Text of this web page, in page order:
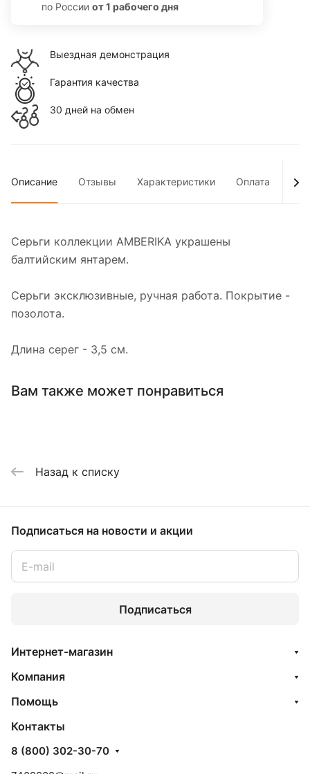
по России от 1 рабочего дня
Выездная демонстрация
Гарантия качества
30 дней на обмен
Описание Отзывы Характеристики Оплата
Серьги коллекции AMBERIKA украшены
балтийским янтарем.
Серьги эксклюзивные, ручная работа. Покрытие -
позолота.
Длина серег - 3,5 см.
Вам также может понравиться
Назад к списку
Подписаться на новости и акции
Подписаться
Интернет-магазин
Компания
Помощь
Контакты
8 (800) 302-30-70